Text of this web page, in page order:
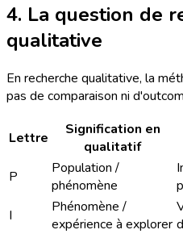
4. La question de
qualitative
En recherche qualitative, la
pas de comparaison ni
Lettre
Signification en
qualitatif
P
Population /
phénomène
I
Phénomène /
expérience à explorer